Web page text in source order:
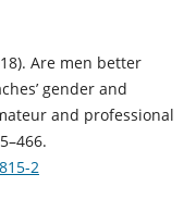
Are men better
gender and
and professional
2